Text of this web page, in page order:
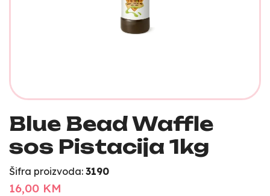
Blue Bead Waffle
sos Pistacija 1kg
Šifra proizvoda: 3190
16,00 KM